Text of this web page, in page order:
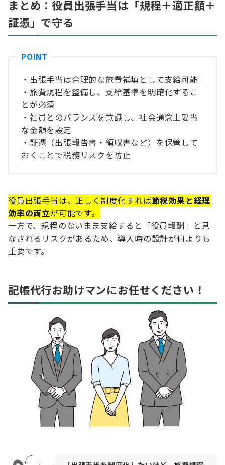
まとめ：役員出張手当は「規程＋適正額＋
証憑」で守る
・出張手当は合理的な旅費補填として支給可能
・旅費規程を整備し、支給基準を明確化するこ
とが必須
・社員とのバランスを意識し、社会通念上妥当
な金額を設定
・証憑（出張報告書・領収書など）を保管して
おくことで税務リスクを防止
役員出張手当は、正しく制度化すれば節税効果と経理
効率の両立が可能です。
一方で、規程のないまま支給すると「役員報酬」と見
なされるリスクがあるため、導入時の設計が何よりも
重要です。
記帳代行お助けマンにお任せください！